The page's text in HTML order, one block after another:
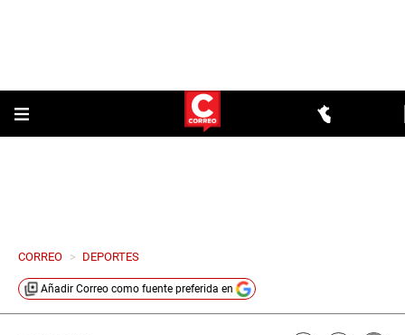
CORREO > DEPORTES
Añadir Correo como fuente preferida en